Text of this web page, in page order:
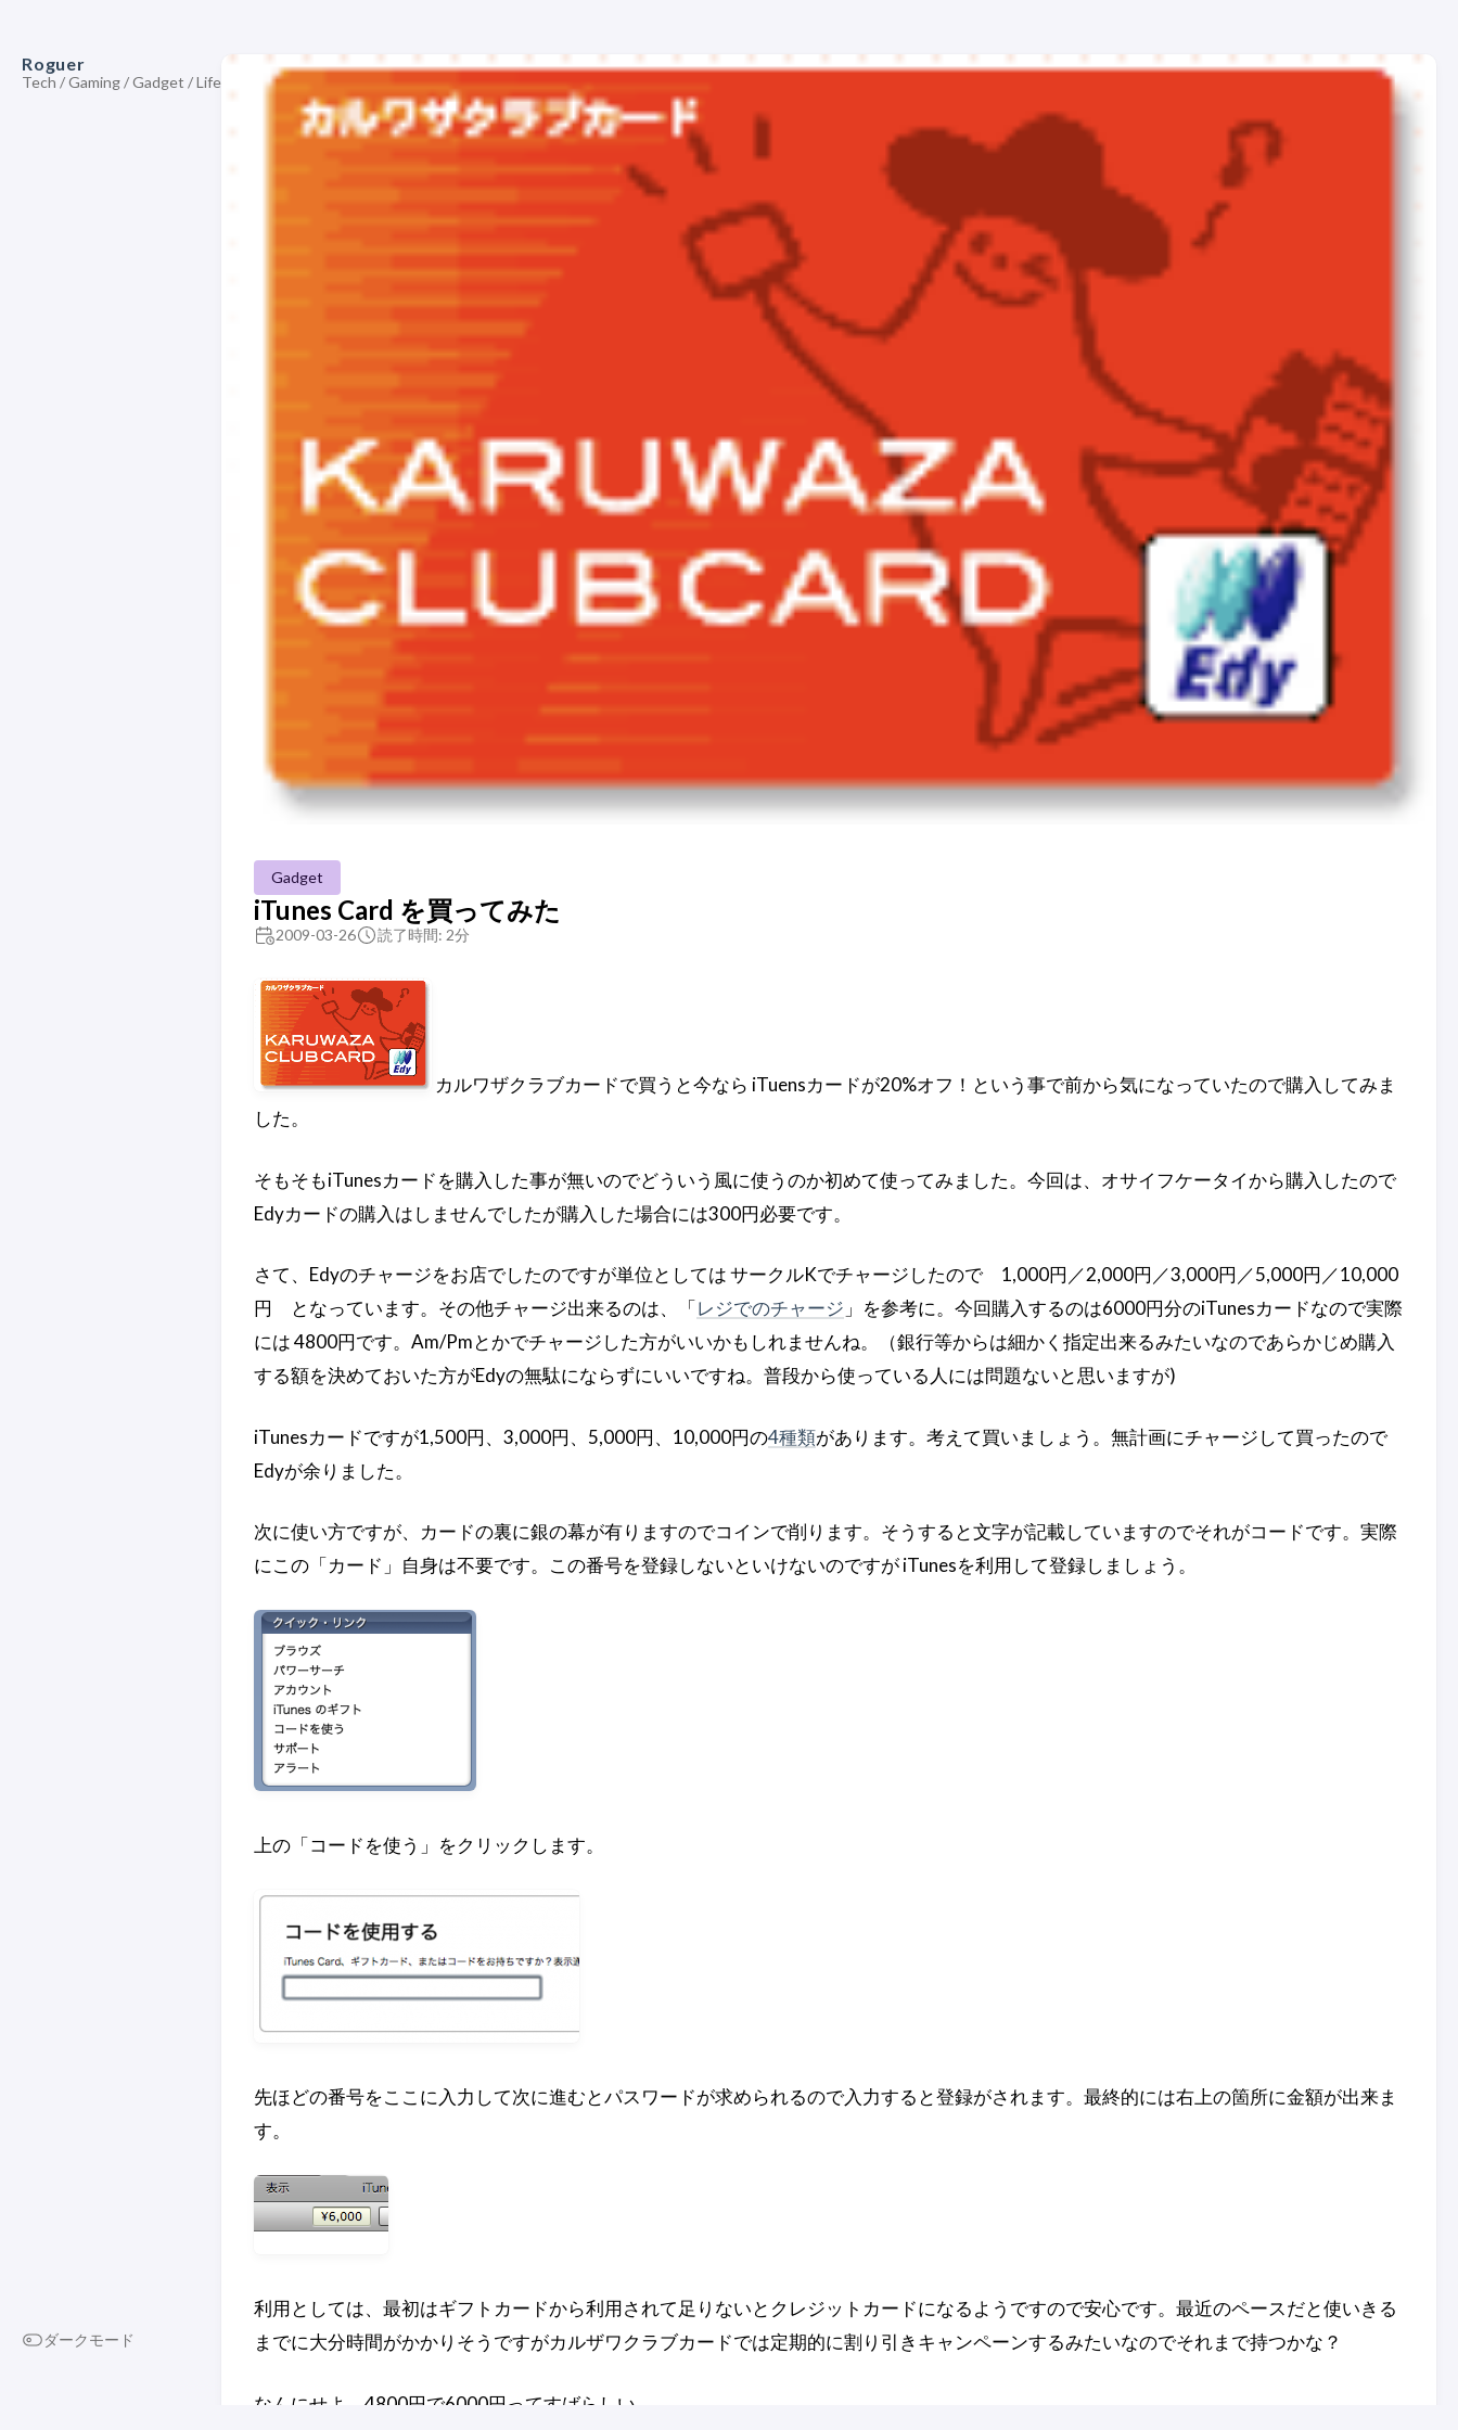
Roguer
Tech / Gaming / Gadget / Life
ダークモード
Gadget
iTunes Card を買ってみた
2009-03-26 読了時間: 2分
カルワザクラブカードで買うと今なら iTuensカードが20%オフ！という事で前から気になっていたので購入してみま
した。
そもそもiTunesカードを購入した事が無いのでどういう風に使うのか初めて使ってみました。今回は、オサイフケータイから購入したので
Edyカードの購入はしませんでしたが購入した場合には300円必要です。
さて、Edyのチャージをお店でしたのですが単位としては サークルKでチャージしたので 1,000円／2,000円／3,000円／5,000円／10,000
円 となっています。その他チャージ出来るのは、「レジでのチャージ 」を参考に。今回購入するのは6000円分のiTunesカードなので実際
には 4800円です。Am/Pmとかでチャージした方がいいかもしれませんね。（銀行等からは細かく指定出来るみたいなのであらかじめ購入
する額を決めておいた方がEdyの無駄にならずにいいですね。普段から使っている人には問題ないと思いますが)
iTunesカードですが1,500円、3,000円、5,000円、10,000円の4種類があります。考えて買いましょう。無計画にチャージして買ったので
Edyが余りました。
次に使い方ですが、カードの裏に銀の幕が有りますのでコインで削ります。そうすると文字が記載していますのでそれがコードです。実際
にこの「カード」自身は不要です。この番号を登録しないといけないのですが iTunesを利用して登録しましょう。
上の「コードを使う」をクリックします。
先ほどの番号をここに入力して次に進むとパスワードが求められるので入力すると登録がされます。最終的には右上の箇所に金額が出来ま
す。
利用としては、最初はギフトカードから利用されて足りないとクレジットカードになるようですので安心です。最近のペースだと使いきる
までに大分時間がかかりそうですがカルザワクラブカードでは定期的に割り引きキャンペーンするみたいなのでそれまで持つかな？
なんにせよ、4800円で6000円ってすばらしい。